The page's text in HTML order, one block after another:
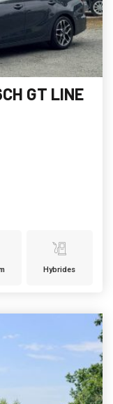
GT LINE
Hybrides